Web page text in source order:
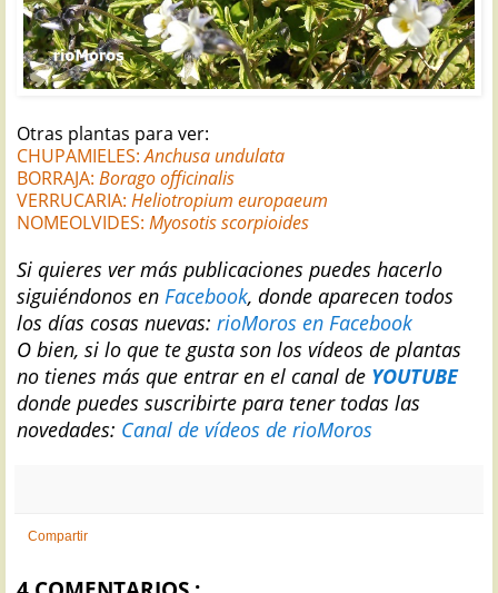
Otras plantas para ver:
CHUPAMIELES:Anchusa undulata
BORRAJA: Borago officinalis
VERRUCARIA: Heliotropium europaeum
NOMEOLVIDES: Myosotis scorpioides
Si quieres ver más publicaciones puedes hacerlo
siguiéndonos en Facebook, donde aparecen todos
los días cosas nuevas: rioMoros en Facebook
O bien, si lo que te gusta son los vídeos de plantas
no tienes más que entrar en el canal de YOUTUBE
donde puedes suscribirte para tener todas las
novedades: Canal de vídeos de rioMoros
Compartir